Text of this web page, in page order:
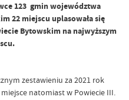
123 gmin województwa
22 miejscu uplasowała się
Bytowskim na najwyższym
zestawieniu za 2021 rok
natomiast w Powiecie III.